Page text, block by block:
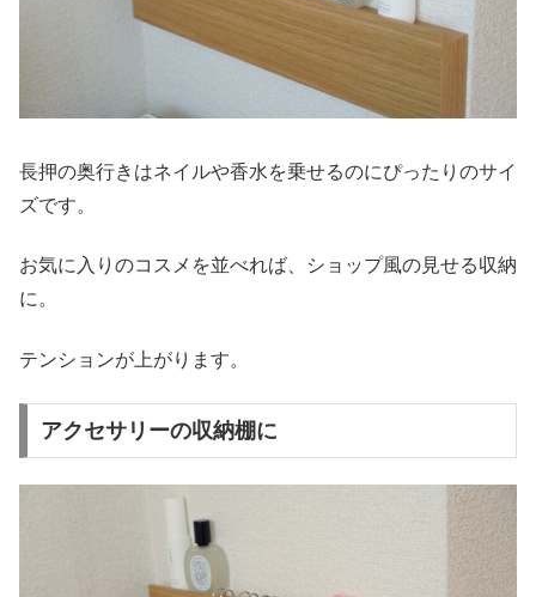
長押の奥行きはネイルや香水を乗せるのにぴったりのサイ
ズです。
お気に入りのコスメを並べれば、ショップ風の見せる収納
に。
テンションが上がります。
アクセサリーの収納棚に